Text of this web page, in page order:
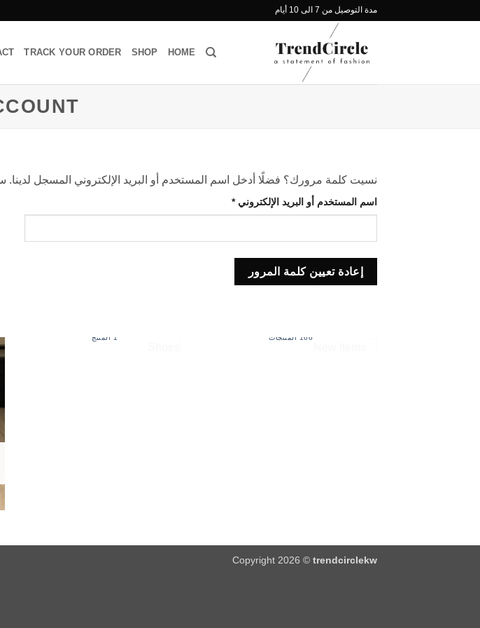
مدة التوصيل من 7 الى 10 أيام
HOME
SHOP
TRACK YOUR ORDER
نسيت كلمة مرورك؟ فضلًا أدخل اسم المستخدم أو البريد الإلكتروني المسجل لدينا.
اسم المستخدم أو البريد الإلكتروني*مطلوبة
إعادة تعيين كلمة المرور
166 المنتجات 1 المنتج
Copyright 2026 © trendcirclekw